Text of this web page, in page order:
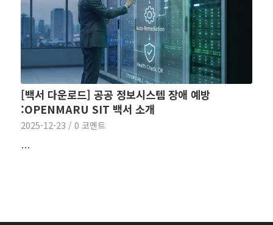
[백서 다운로드] 공공 정보시스템 장애 예방
:OPENMARU SIT 백서 소개
2025-12-23 / 0 코멘트
…